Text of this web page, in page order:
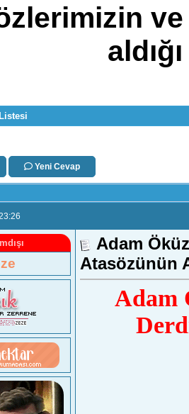
ve
Yeni Cevap
23:26
Adam
Atasözünün
Adam